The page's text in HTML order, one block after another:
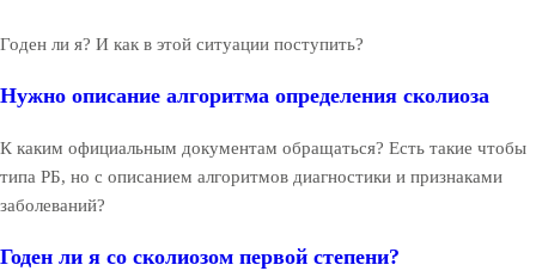
Годен ли я? И как в этой ситуации поступить?
Нужно описание алгоритма определения сколиоза
К каким официальным документам обращаться? Есть такие чтобы
типа РБ, но с описанием алгоритмов диагностики и признаками
заболеваний?
Годен ли я со сколиозом первой степени?